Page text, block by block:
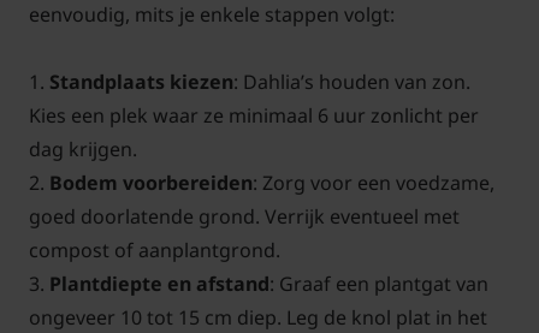
eenvoudig, mits je enkele stappen volgt:
1. Standplaats kiezen: Dahlia’s houden van zon.
Kies een plek waar ze minimaal 6 uur zonlicht per
dag krijgen.
2. Bodem voorbereiden: Zorg voor een voedzame,
goed doorlatende grond. Verrijk eventueel met
compost of aanplantgrond.
3. Plantdiepte en afstand: Graaf een plantgat van
ongeveer 10 tot 15 cm diep. Leg de knol plat in het